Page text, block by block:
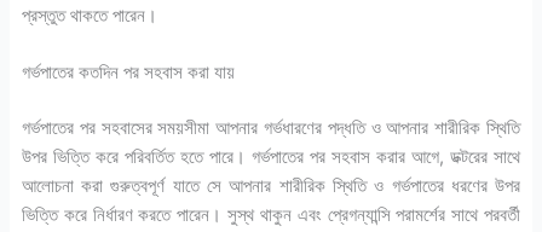
প্রস্তুত থাকতে পারেন।
গর্ভপাতের কতদিন পর সহবাস করা যায়
গর্ভপাতের পর সহবাসের সময়সীমা আপনার গর্ভধারণের পদ্ধতি ও আপনার শারীরিক স্থিতি
উপর ভিত্তি করে পরিবর্তিত হতে পারে। গর্ভপাতের পর সহবাস করার আগে, ডক্টরের সাথে
আলোচনা করা গুরুত্বপূর্ণ যাতে সে আপনার শারীরিক স্থিতি ও গর্ভপাতের ধরণের উপর
ভিত্তি করে নির্ধারণ করতে পারেন। সুস্থ থাকুন এবং প্রেগন্যান্সি পরামর্শের সাথে পরবর্তী